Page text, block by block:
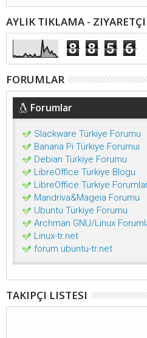
AYLIK TIKLAMA - ZIYARETÇI
8 8 5 6
FORUMLAR
Forumlar
Slackware Türkiye Forumu
Banana Pi Türkiye Forumuı
Debian Türkiye Forumu
LibreOffice Türkiye Blogu
LibreOffice Türkiye
Mandriva&Mageia Forumu
Ubuntu Türkiye Forumu
Archman GNU/Linux
Linux-tr.net
forum.ubuntu-tr.net
TAKIPÇI LISTESI